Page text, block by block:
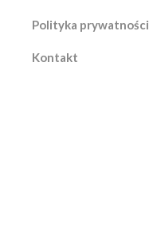
Polityka prywatności
Kontakt